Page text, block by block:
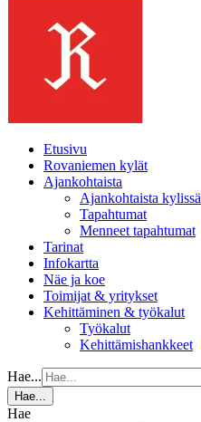
Etusivu
Rovaniemen kylät
Ajankohtaista
Ajankohtaista kylissä
Tapahtumat
Menneet tapahtumat
Tarinat
Infokartta
Näe ja koe
Toimijat & yritykset
Kehittäminen & työkalut
Työkalut
Kehittämishankkeet
Hae...
Hae...
Hae